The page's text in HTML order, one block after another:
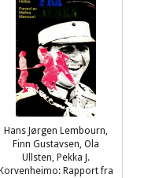
Hans Jørgen Lembourn,
Finn Gustavsen, Ola
Ullsten, Pekka J.
Korvenheimo: Rapport fra